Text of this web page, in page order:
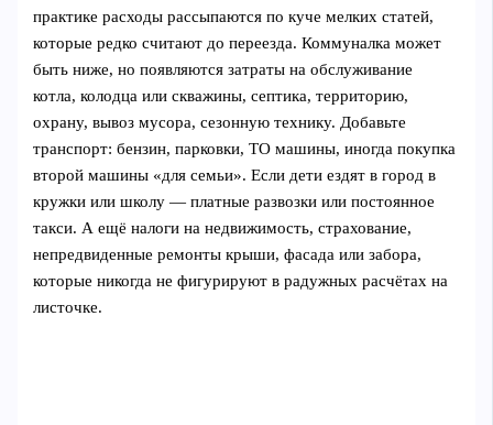
практике расходы рассыпаются по куче мелких статей,
которые редко считают до переезда. Коммуналка может
быть ниже, но появляются затраты на обслуживание
котла, колодца или скважины, септика, территорию,
охрану, вывоз мусора, сезонную технику. Добавьте
транспорт: бензин, парковки, ТО машины, иногда покупка
второй машины «для семьи». Если дети ездят в город в
кружки или школу — платные развозки или постоянное
такси. А ещё налоги на недвижимость, страхование,
непредвиденные ремонты крыши, фасада или забора,
которые никогда не фигурируют в радужных расчётах на
листочке.